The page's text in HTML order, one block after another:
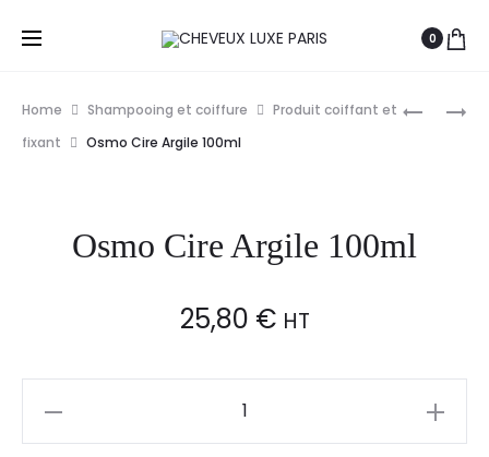
0
OSMO
OSMO
Home Shampooing et coiffure
Produit coiffant et
fixant
Osmo Cire Argile 100ml
Osmo Cire Argile 100ml
25,80 € HT